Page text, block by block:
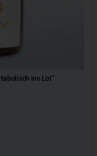
ins Lot“